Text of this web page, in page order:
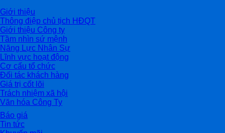
Giới thiệu
Thông điệp chủ tịch HĐQT
Giới thiệu Công ty
Tầm nhìn sứ mệnh
Năng Lực Nhân Sự
Lĩnh vực hoạt động
Cơ cấu tổ chức
Đối tác khách hàng
Giá trị cốt lõi
Trách nhiệm xã hội
Văn hóa Công Ty
Báo giá
Tin tức